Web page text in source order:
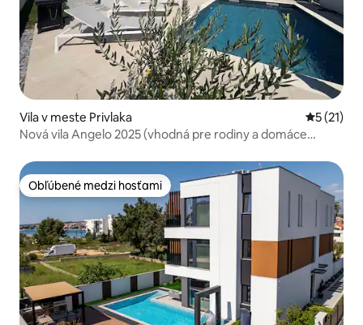
Vila v meste Privlaka
5 (21)
Nová vila Angelo 2025 (vhodná pre rodiny a domáce
Obľúbené medzi hosťami
Obľúbené medzi hosťami